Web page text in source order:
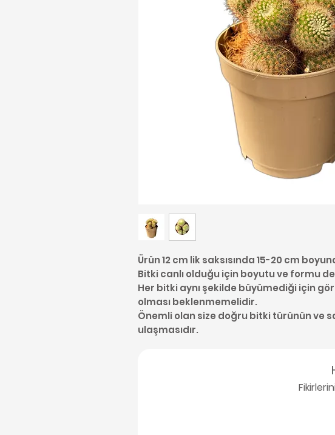
Ürün 12 cm lik saksısında 15-20 cm
Bitki canlı olduğu için boyutu ve formu
Her bitki aynı şekilde büyümediği için
olması beklenmemelidir.
Önemli olan size doğru bitki türünün ve
ulaşmasıdır.